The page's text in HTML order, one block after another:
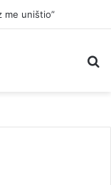
me uništio”